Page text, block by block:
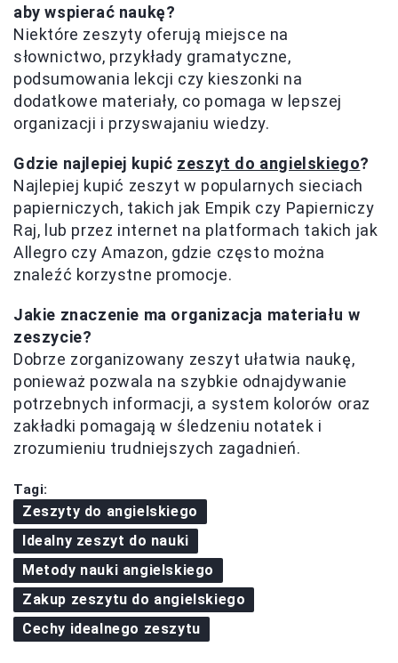
aby wspierać naukę?
Niektóre zeszyty oferują miejsce na
słownictwo, przykłady gramatyczne,
podsumowania lekcji czy kieszonki na
dodatkowe materiały, co pomaga w lepszej
organizacji i przyswajaniu wiedzy.
Gdzie najlepiej kupić zeszyt do angielskiego?
Najlepiej kupić zeszyt w popularnych sieciach
papierniczych, takich jak Empik czy Papierniczy
Raj, lub przez internet na platformach takich jak
Allegro czy Amazon, gdzie często można
znaleźć korzystne promocje.
Jakie znaczenie ma organizacja materiału w
zeszycie?
Dobrze zorganizowany zeszyt ułatwia naukę,
ponieważ pozwala na szybkie odnajdywanie
potrzebnych informacji, a system kolorów oraz
zakładki pomagają w śledzeniu notatek i
zrozumieniu trudniejszych zagadnień.
Tagi:
Zeszyty do angielskiego
Idealny zeszyt do nauki
Metody nauki angielskiego
Zakup zeszytu do angielskiego
Cechy idealnego zeszytu